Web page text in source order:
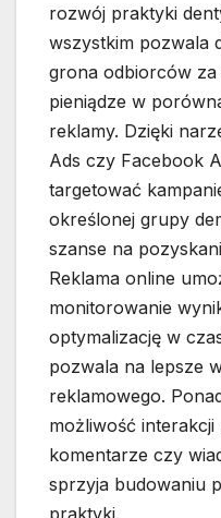
rozwój praktyki
wszystkim pozwala
grona odbiorców
pieniądze w
reklamy. Dzięki
Ads czy Facebook
targetować
określonej grupy
szanse na
Reklama online
monitorowanie
optymalizację w
pozwala na lepsze
reklamowego.
możliwość
komentarze czy
sprzyja budowaniu
praktyki.